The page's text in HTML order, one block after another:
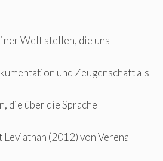
Welt stellen, die uns
und Zeugenschaft als
die über die Sprache
(2012) von Verena